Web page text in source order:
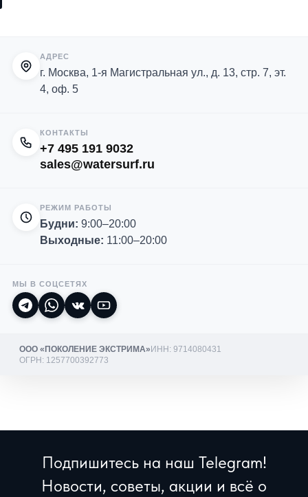
АДРЕС
г. Москва, 1-я Магистральная ул., д. 13, стр. 7, эт.
4, оф. 5
КОНТАКТЫ
+7 495 191 9032
sales@watersurf.ru
РЕЖИМ РАБОТЫ
Будни: 9:00–20:00
Выходные: 11:00–20:00
МЫ В СОЦСЕТЯХ
ООО «ПОКОЛЕНИЕ ЭКСТРИМА» ИНН: 9714080431
ОГРН: 1257700392773
Подпишитесь на наш Telegram!
Новости, советы, акции и всё о